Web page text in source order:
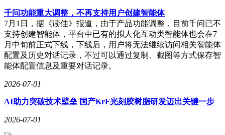
千问功能重大调整，不再支持用户创建智能体
7月1日，据《读佳》报道，由于产品功能调整，目前千问已不
支持创建智能体，平台中已有的拟人化互动类智能体也会在7
月中旬前正式下线，下线后，用户将无法继续访问相关智能体
配置及历史对话记录，不过可以通过复制、截图等方式保存智
能体配置信息及重要对话记录。
2026-07-01
AI助力突破技术壁垒 国产KrF光刻胶树脂研发迈出关键一步
2026-07-01